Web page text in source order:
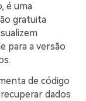
é uma
gratuita
para a versão
de código
dados